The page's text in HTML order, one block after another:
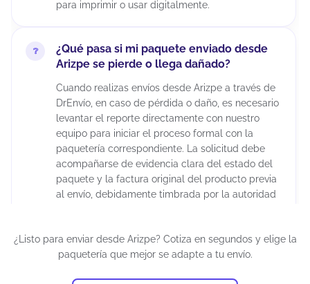
para imprimir o usar digitalmente.
¿Qué pasa si mi paquete enviado desde
Arizpe se pierde o llega dañado?
Cuando realizas envíos desde Arizpe a través de
DrEnvío, en caso de pérdida o daño, es necesario
levantar el reporte directamente con nuestro
equipo para iniciar el proceso formal con la
paquetería correspondiente. La solicitud debe
acompañarse de evidencia clara del estado del
paquete y la factura original del producto previa
al envío, debidamente timbrada por la autoridad
evaluación de la empresa de mensajería, ya que
cada transportista cuenta con sus propios
¿Listo para enviar desde Arizpe? Cotiza en segundos y elige la
paquetería que mejor se adapte a tu envío.